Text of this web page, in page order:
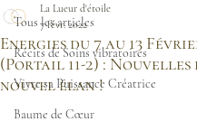
Tous les articles
Récits de Soins vibratoires
Vivre sa Puissance Créatrice
Baume de Cœur
Energies du 7 au 13
(Portail 11-2) : Nouvelles
nouvel élan !
La Lueur d'étoile
7 févr. 2022